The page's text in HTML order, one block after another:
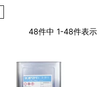
48件中 1-48件表示